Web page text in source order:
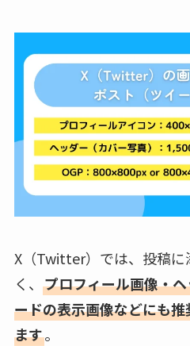
X（Twitter）では、投稿に
く、 プロフィール画像・
ードの表示画像などにも
ます。